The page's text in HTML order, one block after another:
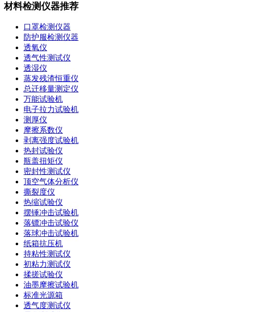
材料检测仪器推荐
口罩检测仪器
防护服检测仪器
透氧仪
透气性测试仪
透湿仪
蒸发残渣恒重仪
总迁移量测定仪
万能试验机
电子拉力试验机
测厚仪
摩擦系数仪
剥离强度试验机
热封试验仪
瓶盖扭矩仪
密封性测试仪
顶空气体分析仪
撕裂度仪
热缩试验仪
摆锤冲击试验机
落镖冲击试验仪
落球冲击试验机
纸箱抗压机
持粘性测试仪
初粘力测试仪
揉搓试验仪
油墨摩擦试验机
标准光源箱
透气度测试仪